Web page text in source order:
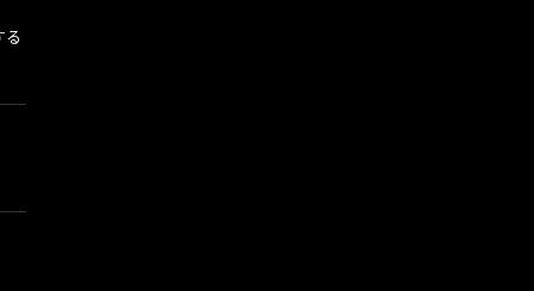
る